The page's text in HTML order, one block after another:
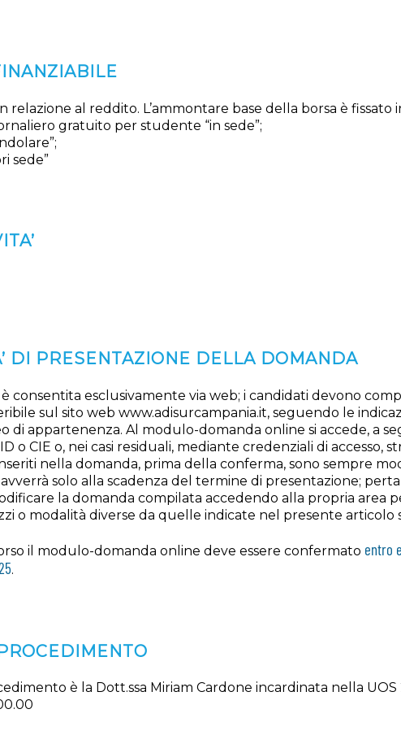
al reddito. L’ammontare base della borsa è fissato
gratuito per studente “in sede”;
sede”
DI PRESENTAZIONE DELLA DOMANDA
consentita esclusivamente via web; i candidati devono
sul sito web www.adisurcampania.it, seguendo le
di appartenenza. Al modulo-domanda online si accede, a
o CIE o, nei casi residuali, mediante credenziali di accesso,
nella domanda, prima della conferma, sono sempre
solo alla scadenza del termine di presentazione;
la domanda compilata accedendo alla propria area
o modalità diverse da quelle indicate nel presente articolo
il modulo-domanda online deve essere confermato entro
.
è la Dott.ssa Miriam Cardone incardinata nella UOS